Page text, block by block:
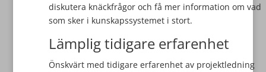
diskutera knäckfrågor och få mer information om vad
som sker i kunskapssystemet i stort.
Lämplig tidigare erfarenhet
Önskvärt med tidigare erfarenhet av projektledning